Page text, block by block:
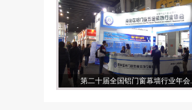
第二十届全国铝门窗幕墙行业年会...